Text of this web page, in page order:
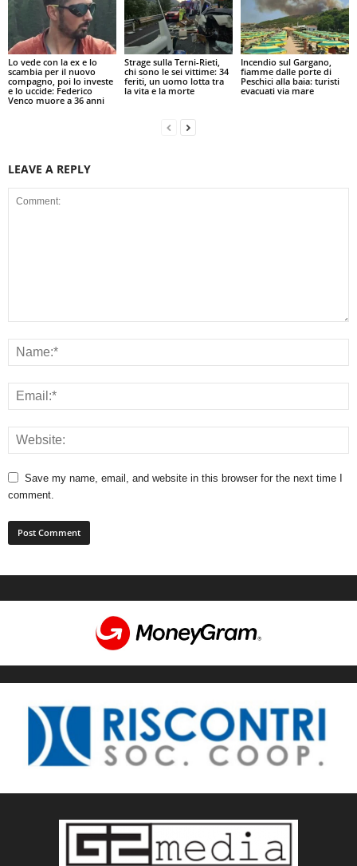
Lo vede con la ex e lo
scambia per il nuovo
compagno, poi lo investe
e lo uccide: Federico
Venco muore a 36 anni
Strage sulla Terni-Rieti,
chi sono le sei vittime: 34
feriti, un uomo lotta tra
la vita e la morte
Incendio sul Gargano,
fiamme dalle porte di
Peschici alla baia: turisti
evacuati via mare
LEAVE A REPLY
Save my name, email, and website in this browser for the next time I
comment.